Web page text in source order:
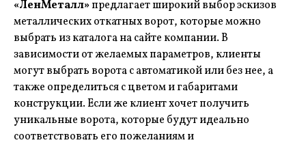
«ЛенМеталл»предлагает широкий выбор эскизов
металлических откатных ворот, которые можно
выбрать из каталога на сайте компании. В
зависимости от желаемых параметров, клиенты
могут выбрать ворота с автоматикой или без нее, а
также определиться с цветом и габаритами
конструкции. Если же клиент хочет получить
уникальные ворота, которые будут идеально
соответствовать его пожеланиям и